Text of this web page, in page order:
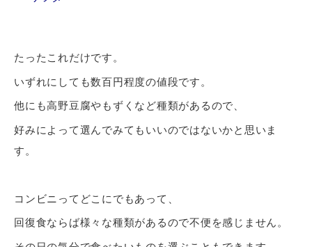
たったこれだけです。
いずれにしても数百円程度の値段です。
他にも高野豆腐やもずくなど種類があるので、
好みによって選んでみてもいいのではないかと思いま
す。
コンビニってどこにでもあって、
回復食ならば様々な種類があるので不便を感じません。